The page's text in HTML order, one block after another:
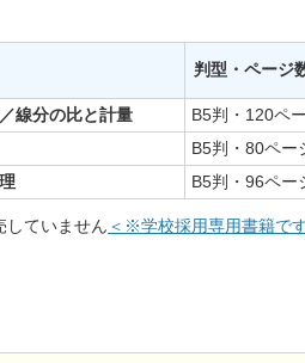
判型・ページ
線分の比と計量
B5判・120ペ
B5判・80ペー
B5判・96ペー
ていません ＜※学校採用専用書籍で